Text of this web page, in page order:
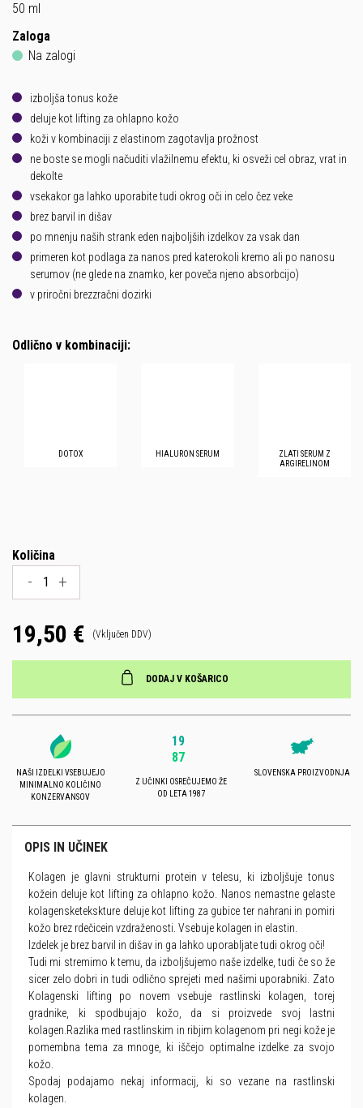
50 ml
Zaloga
Na zalogi
izboljša tonus kože
deluje kot lifting za ohlapno kožo
koži v kombinaciji z elastinom zagotavlja prožnost
ne boste se mogli načuditi vlažilnemu efektu, ki osveži cel obraz, vrat in
dekolte
vsekakor ga lahko uporabite tudi okrog oči in celo čez veke
brez barvil in dišav
po mnenju naših strank eden najboljših izdelkov za vsak dan
primeren kot podlaga za nanos pred katerokoli kremo ali po nanosu
serumov (ne glede na znamko, ker poveča njeno absorbcijo)
v priročni brezzračni dozirki
Odlično v kombinaciji:
DOTOX HIALURON SERUM
ZLATI SERUM Z
ARGIRELINOM
Količina
- +
19,50 € (Vključen DDV)
DODAJ V KOŠARICO
NAŠI IZDELKI VSEBUJEJO
MINIMALNO KOLIČINO
KONZERVANSOV
19
87
Z UČINKI OSREČUJEMO ŽE
OD LETA 1987
SLOVENSKA PROIZVODNJA
OPIS IN UČINEK
Kolagen je glavni strukturni protein v telesu, ki izboljšuje tonus
kožein deluje kot lifting za ohlapno kožo. Nanos nemastne gelaste
kolagensketekskture deluje kot lifting za gubice ter nahrani in pomiri
kožo brez rdečicein vzdraženosti. Vsebuje kolagen in elastin.
Izdelek je brez barvil in dišav in ga lahko uporabljate tudi okrog oči!
Tudi mi stremimo k temu, da izboljšujemo naše izdelke, tudi če so že
sicer zelo dobri in tudi odlično sprejeti med našimi uporabniki. Zato
Kolagenski lifting po novem vsebuje rastlinski kolagen, torej
gradnike, ki spodbujajo kožo, da si proizvede svoj lastni
kolagen.Razlika med rastlinskim in ribjim kolagenom pri negi kože je
pomembna tema za mnoge, ki iščejo optimalne izdelke za svojo
kožo.
Spodaj podajamo nekaj informacij, ki so vezane na rastlinski
kolagen.